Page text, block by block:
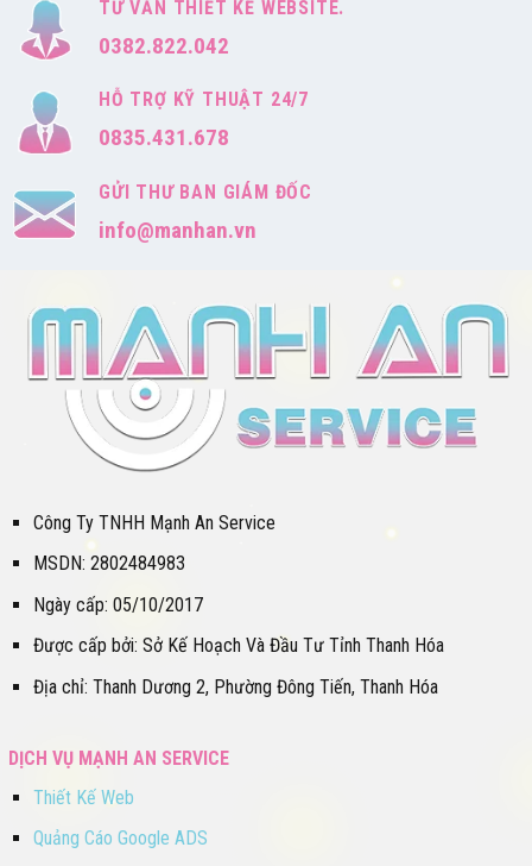
TƯ VẤN THIẾT KẾ WEBSITE.
0382.822.042
HỖ TRỢ KỸ THUẬT 24/7
0835.431.678
GỬI THƯ BAN GIÁM ĐỐC
info@manhan.vn
Công Ty TNHH Mạnh An Service
MSDN: 2802484983
Ngày cấp: 05/10/2017
Được cấp bởi: Sở Kế Hoạch Và Đầu Tư Tỉnh Thanh Hóa
Địa chỉ: Thanh Dương 2, Phường Đông Tiến, Thanh Hóa
DỊCH VỤ MẠNH AN SERVICE
Thiết Kế Web
Quảng Cáo Google ADS